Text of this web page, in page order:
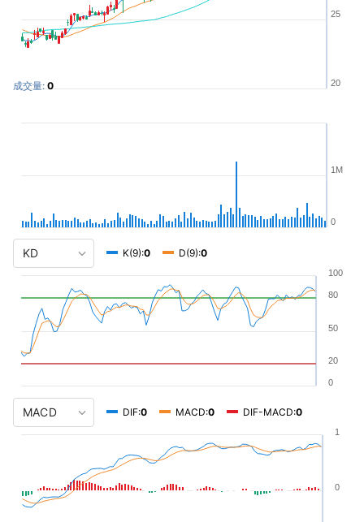
成交量:0 20
25
0
1M
K(9):0 D(9):0
0
20
50
80
100
DIF:0 MACD:0 DIF-MACD:0
0
1